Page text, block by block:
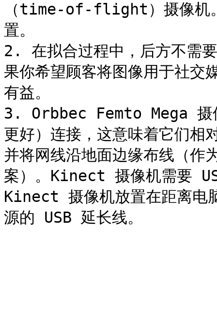
（time-of-flight）摄像机。
置。
2. 在拟合过程中，后方不需
果你希望顾客将图像用于社交
有益。
3. Orbbec Femto Mega 摄
更好）连接，这意味着它们相
并将网线沿地面边缘布线（作
案）。Kinect 摄像机需要
Kinect 摄像机放置在距离电